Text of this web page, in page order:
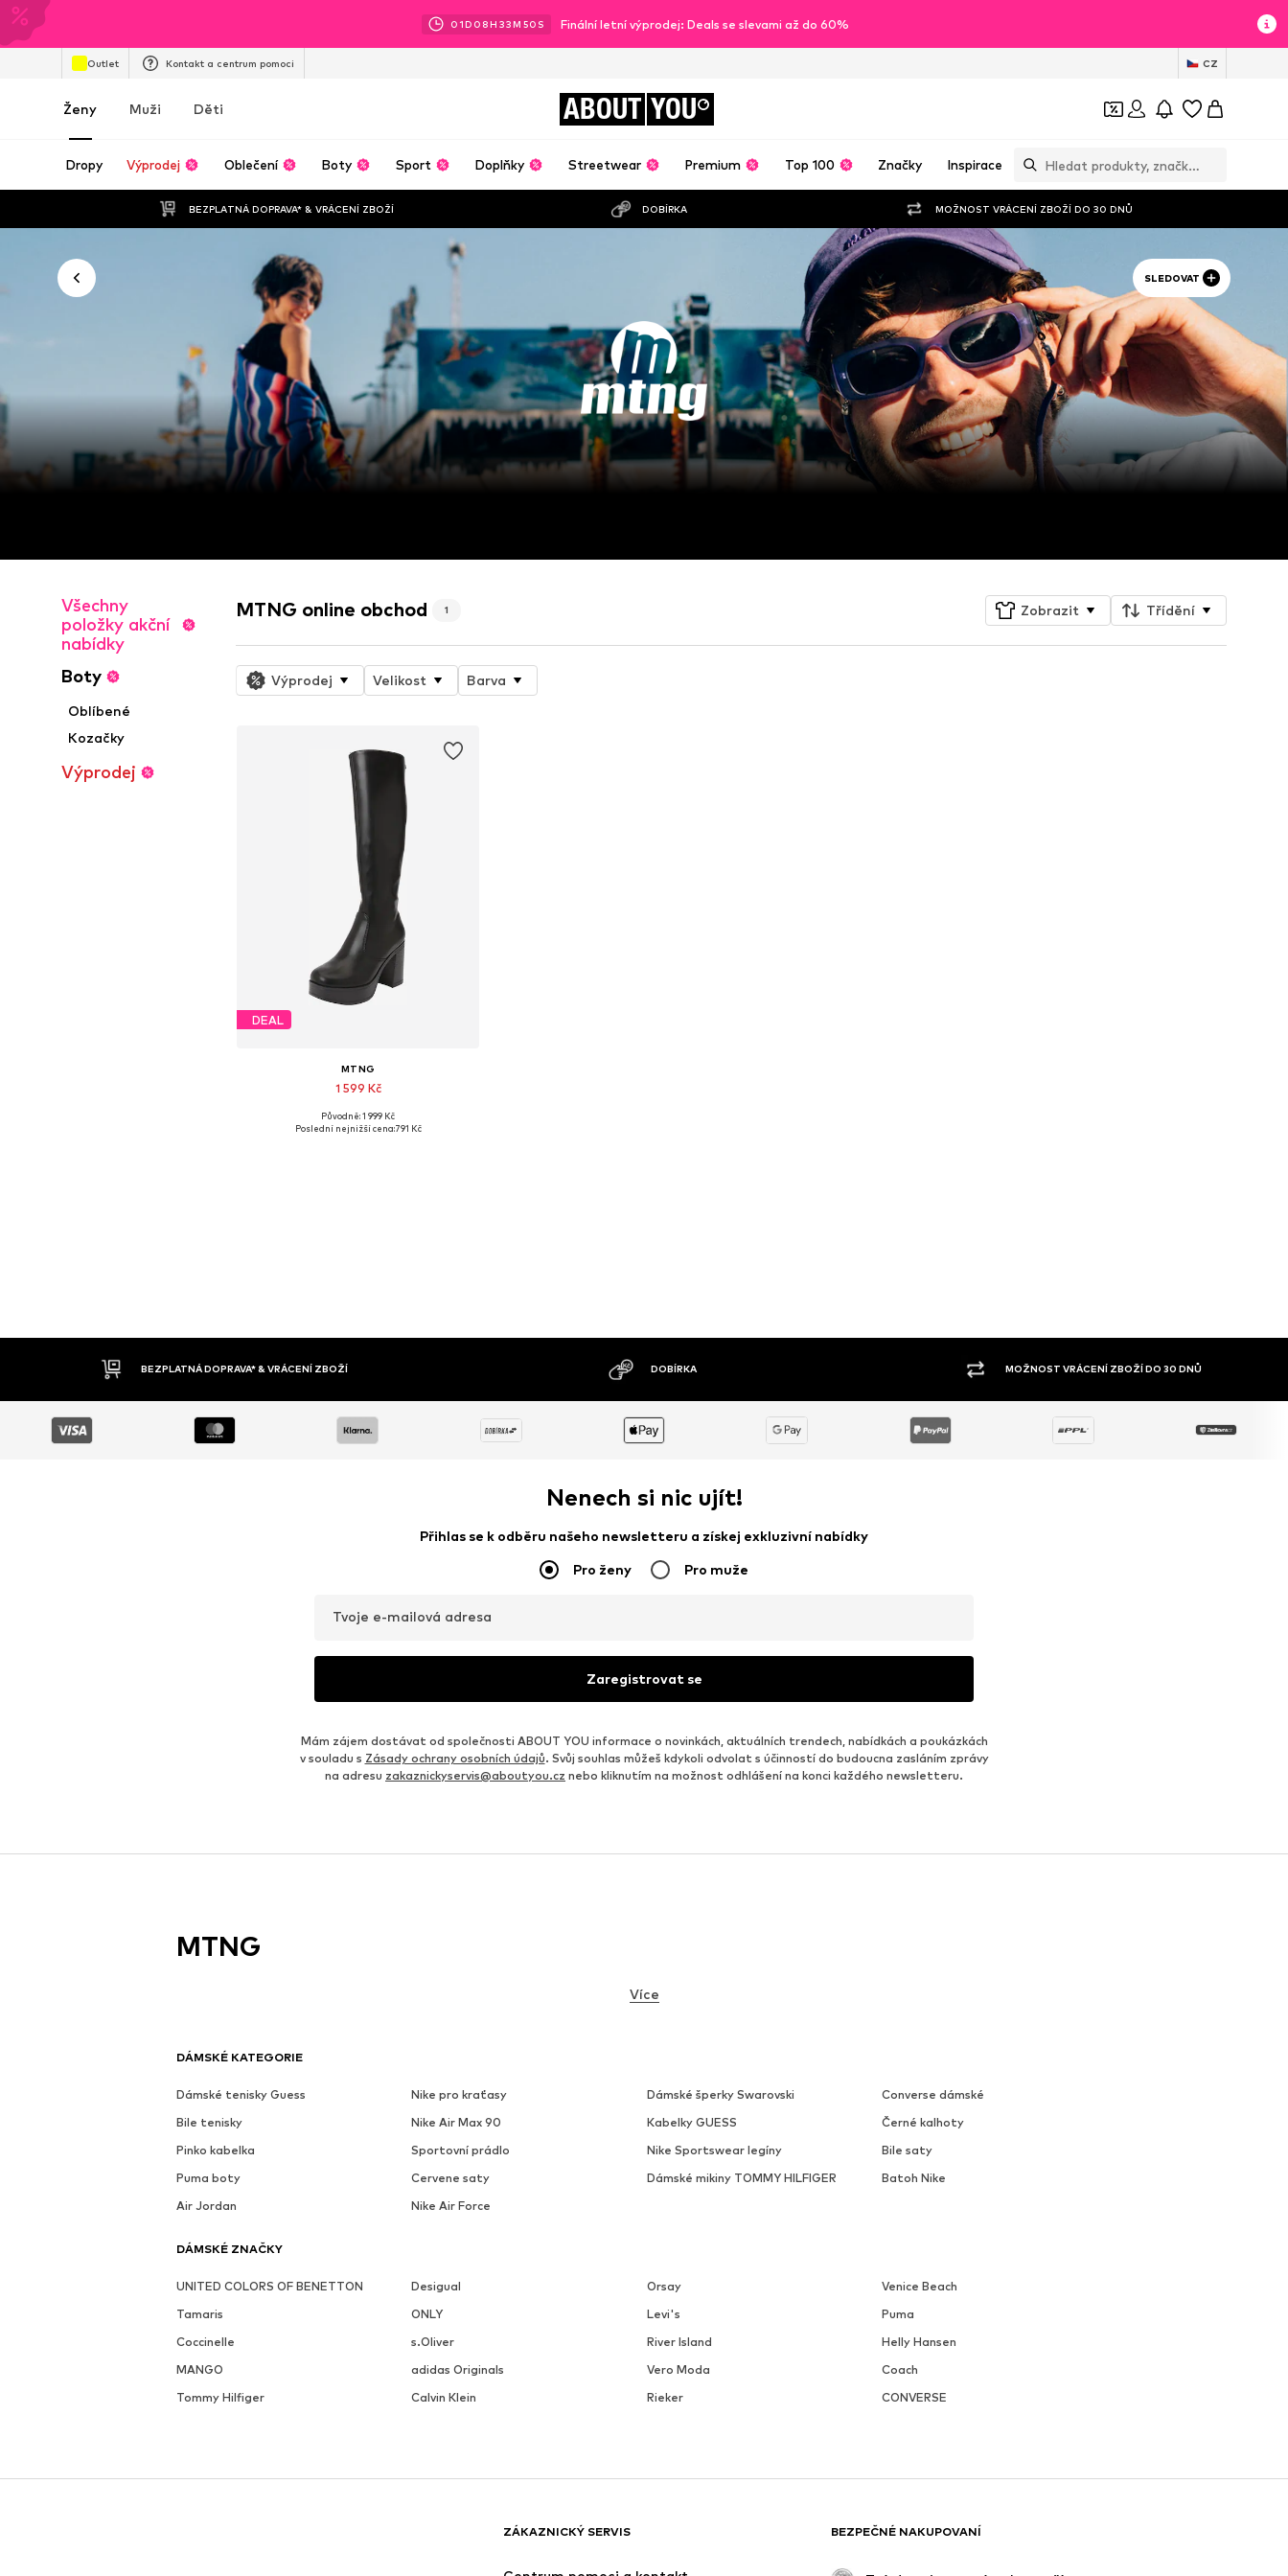
01D 08H 33M 50 S Finální letní výprodej: Deals se slevami až do 60%
Outlet Kontakt a centrum pomoci CZ
Ženy Muži Děti ABOUT YOU
Dropy Výprodej Oblečení Boty Sport Doplňky Streetwear Premium Top 100 Značky Inspirace
BEZPLATNÁ DOPRAVA* & VRÁCENÍ ZBOŽÍ DOBÍRKA MOŽNOST VRÁCENÍ ZBOŽÍ DO 30 DNŮ
SLEDOVAT
Všechny
položky akční
nabídky
Boty
Oblíbené
Kozačky
Výprodej
MTNG online obchod 1 Zobrazit Třídění
Výprodej Velikost Barva
DEAL
MTNG
1 599 Kč
Dostupné velikosti: 40, 41
Původně: 1 999 Kč
Poslední nejnižší cena:791 Kč
DOBÍRKA MOŽNOST VRÁCENÍ ZBOŽÍ DO 30 DNŮ VELKÝ SORTIMENT
Nenech si nic ujít!
Přihlas se k odběru našeho newsletteru a získej exkluzivní nabídky
Pro ženy Pro muže
Tvoje e-mailová adresa
Zaregistrovat se
Mám zájem dostávat od společnosti ABOUT YOU informace o novinkách, aktuálních trendech, nabídkách a poukázkách
v souladu s Zásady ochrany osobních údajů. Svůj souhlas můžeš kdykoli odvolat s účinností do budoucna zasláním zprávy
na adresu zakaznickyservis@aboutyou.cz nebo kliknutím na možnost odhlášení na konci každého newsletteru.
DÁMSKÉ KATEGORIE
Dámské tenisky Guess Nike pro kraťasy Dámské šperky Swarovski
Converse dámské
Bile tenisky
Nike Air Max 90 Kabelky GUESS
Černé kalhoty
Pinko kabelka
Sportovní prádlo Nike Sportswear legíny
Bile saty
Puma boty
Cervene saty Dámské mikiny TOMMY HILFIGER
Batoh Nike
Air Jordan
Nike Air Force
DÁMSKÉ ZNAČKY
UNITED COLORS OF BENETTON Desigual Orsay
Venice Beach
Tamaris
ONLY Levi's
Puma
Coccinelle
s.Oliver River Island
Helly Hansen
MANGO
adidas Originals Vero Moda
Coach
Tommy Hilfiger
Calvin Klein Rieker CONVERSE
ZÁKAZNICKÝ SERVIS BEZPEČNÉ NAKUPOVANÍ
MTNG
Více